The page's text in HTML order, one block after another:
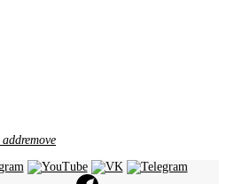
addremove